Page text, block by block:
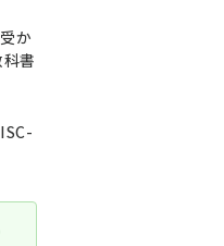
か
科書